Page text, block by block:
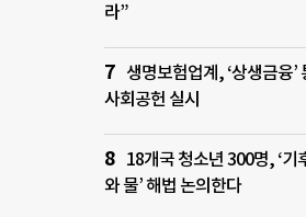
라”
생명보험업계, ‘상생금융’
사회공헌 실시
18개국 청소년 300명, ‘기
와 물’ 해법 논의한다